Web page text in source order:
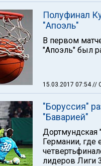
Полуфинал
"Апоэль"
В первом
"Апоэль" был
15.03.2017 07:54//
"Боруссия"
"Баварией"
Дортмундская
Германии, где
лидеров Лиги